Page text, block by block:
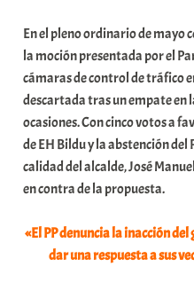
a
r
E
r
r
o
x
K
o
En el pleno ordinario de mayo
la moción presentada por el
cámaras de control de tráfico
descartada tras un empate en
ocasiones. Con cinco votos a
de EH Bildu y la abstención
calidad del alcalde, José
en contra de la propuesta.
«El PP denuncia la inacción
dar una respuesta a sus